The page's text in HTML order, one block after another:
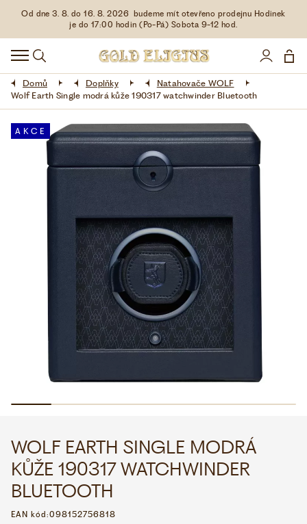
Od dne 3. 8. do 16. 8. 2026 budeme mít otevřeno prodejnu Hodinek
je do 17:00 hodin (Po-Pá) Sobota 9-12 hod.
HODINKY
DOPLŇKY
ŠPERKY
AKCE
LIMITOVANÉ EDICE
VŠE O NÁKUPU
KONTAKT
WHATSAPP VIBER
Domů Doplňky
Natahovače WOLF
Wolf Earth Single modrá kůže 190317 watchwinder Bluetooth
AKCE
WOLF EARTH SINGLE MODRÁ
KŮŽE 190317 WATCHWINDER
BLUETOOTH
EAN kód:098152756818